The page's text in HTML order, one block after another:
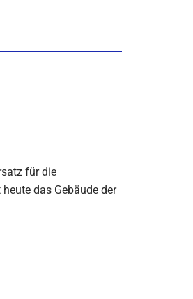
für die
das Gebäude der